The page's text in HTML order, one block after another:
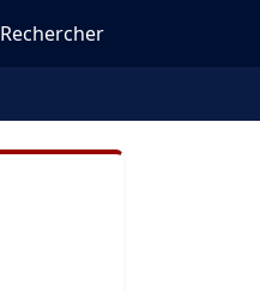
Rechercher